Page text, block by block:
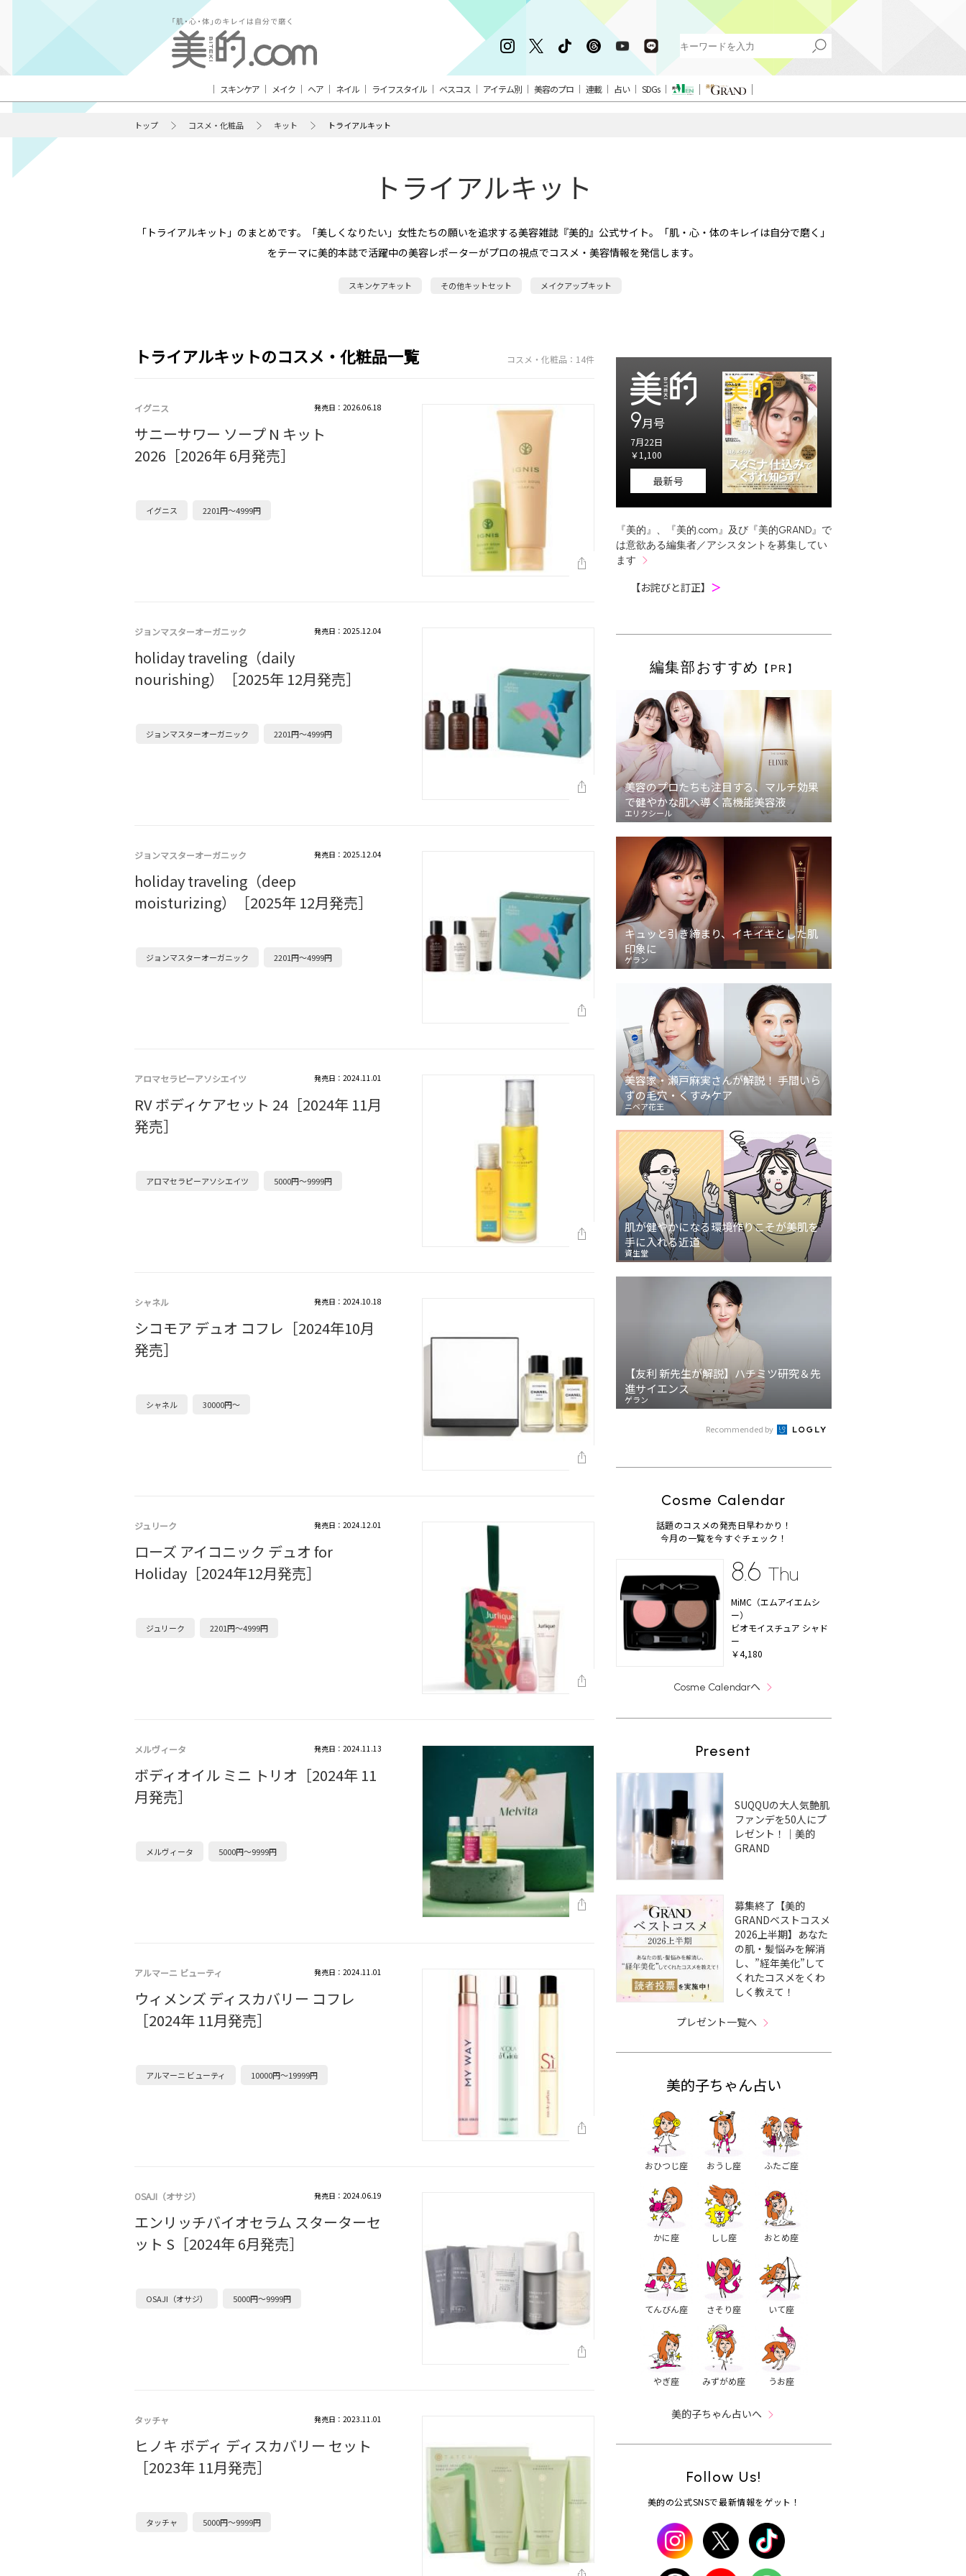
スキンケア メイク ヘア ネイル ライフスタイル ベスコス アイテム別 美容のプロ 連載 占い SDGs
トップ コスメ・化粧品 キット トライアルキット
トライアルキット
「トライアルキット」のまとめです。「美しくなりたい」女性たちの願いを追求する美容雑誌『美的』公式サイト。「肌・心・体のキレイは自分で磨く」
をテーマに美的本誌で活躍中の美容レポーターがプロの視点でコスメ・美容情報を発信します。
スキンケアキット その他キットセット メイクアップキット
トライアルキットのコスメ・化粧品一覧 コスメ・化粧品：14件
イグニス 発売日：2026.06.18
サニーサワー ソープ N キット
2026［2026年 6月発売］
イグニス 2201円～4999円
ジョンマスターオーガニック 発売日：2025.12.04
holiday traveling（daily
nourishing）［2025年 12月発売］
ジョンマスターオーガニック 2201円～4999円
ジョンマスターオーガニック 発売日：2025.12.04
holiday traveling（deep
moisturizing）［2025年 12月発売］
ジョンマスターオーガニック 2201円～4999円
アロマセラピーアソシエイツ 発売日：2024.11.01
RV ボディケアセット 24［2024年 11月
発売］
アロマセラピーアソシエイツ 5000円～9999円
シャネル 発売日：2024.10.18
シコモア デュオ コフレ［2024年10月
発売］
シャネル 30000円～
ジュリーク 発売日：2024.12.01
ローズ アイコニック デュオ for
Holiday［2024年12月発売］
ジュリーク 2201円～4999円
メルヴィータ 発売日：2024.11.13
ボディオイル ミニ トリオ［2024年 11
月発売］
メルヴィータ 5000円～9999円
アルマーニ ビューティ 発売日：2024.11.01
ウィメンズ ディスカバリー コフレ
［2024年 11月発売］
アルマーニ ビューティ 10000円～19999円
OSAJI（オサジ） 発売日：2024.06.19
エンリッチバイオセラム スターターセ
ット S［2024年 6月発売］
OSAJI（オサジ） 5000円～9999円
タッチャ 発売日：2023.11.01
ヒノキ ボディ ディスカバリー セット
［2023年 11月発売］
タッチャ 5000円～9999円
9月号
7月22日
￥1,100
最新号
『美的』、『美的.com』及び『美的GRAND』で
は意欲ある編集者／アシスタントを募集してい
ます
【お詫びと訂正】 ＞
編集部おすすめ 【PR】
美容のプロたちも注目する、マルチ効果
で健やかな肌へ導く高機能美容液
エリクシール
キュッと引き締まり、イキイキとした肌
印象に
ゲラン
美容家・瀬戸麻実さんが解説！ 手間いら
ずの毛穴・くすみケア
ニベア花王
肌が健やかになる環境作りこそが美肌を
手に入れる近道
資生堂
【友利 新先生が解説】ハチミツ研究＆先
進サイエンス
ゲラン
Recommended by
Cosme Calendar
話題のコスメの発売日早わかり！
今月の一覧を今すぐチェック！
8.6 Thu
MiMC（エムアイエムシ
ー）
ビオモイスチュア シャド
ー
￥4,180
Cosme Calendarへ
Present
SUQQUの大人気艶肌
ファンデを50人にプ
レゼント！｜美的
GRAND
募集終了【美的
GRANDベストコスメ
2026上半期】あなた
の肌・髪悩みを解消
し、”経年美化”して
くれたコスメをくわ
しく教えて！
プレゼント一覧へ
美的子ちゃん占い
おひつじ座 おうし座 ふたご座
かに座 しし座 おとめ座
てんびん座 さそり座 いて座
やぎ座 みずがめ座 うお座
美的子ちゃん占いへ
Follow Us!
美的の公式SNSで最新情報をゲット！